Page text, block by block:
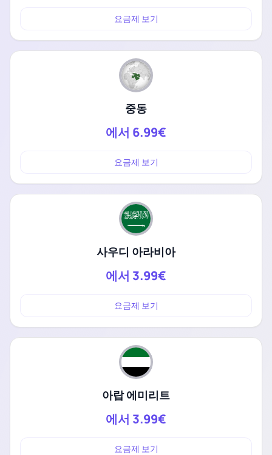
요금제 보기
중동
에서 6.99€
요금제 보기
사우디 아라비아
에서 3.99€
요금제 보기
아랍 에미리트
에서 3.99€
요금제 보기